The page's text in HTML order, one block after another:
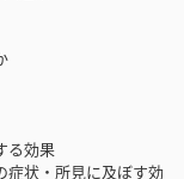
る効果
症状・所見に及ぼす効